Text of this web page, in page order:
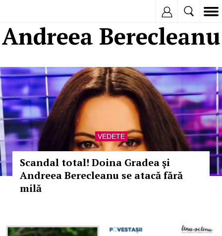
Andreea Berecleanu
VEDETE
Scandal total! Doina Gradea şi
Andreea Berecleanu se atacă fără
milă